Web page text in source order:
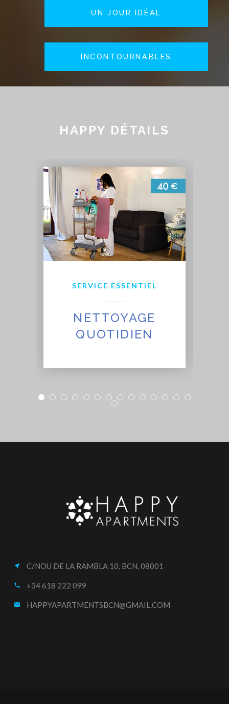
UN JOUR IDÉAL
INCONTOURNABLES
HAPPY DÉTAILS
SERVICE ESSENTIEL
NETTOYAGE
QUOTIDIEN
near_me C/NOU DE LA RAMBLA 10, BCN, 08001
call +34 618 222 099
email HAPPYAPARTMENTSBCN@GMAIL.COM